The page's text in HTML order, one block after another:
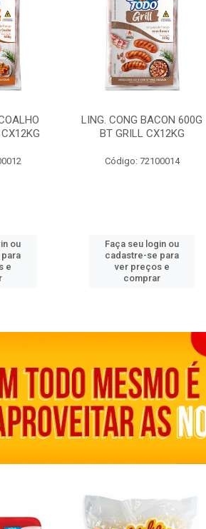
ou
e
LING. CONG BACON 600G
BT GRILL CX12KG
Código: 72100014
Faça seu login ou
cadastre-se para
ver preços e
comprar